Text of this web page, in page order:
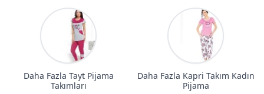
Daha Fazla Tayt Pijama
Takımları
Daha Fazla Kapri Takım Kadın
Pijama